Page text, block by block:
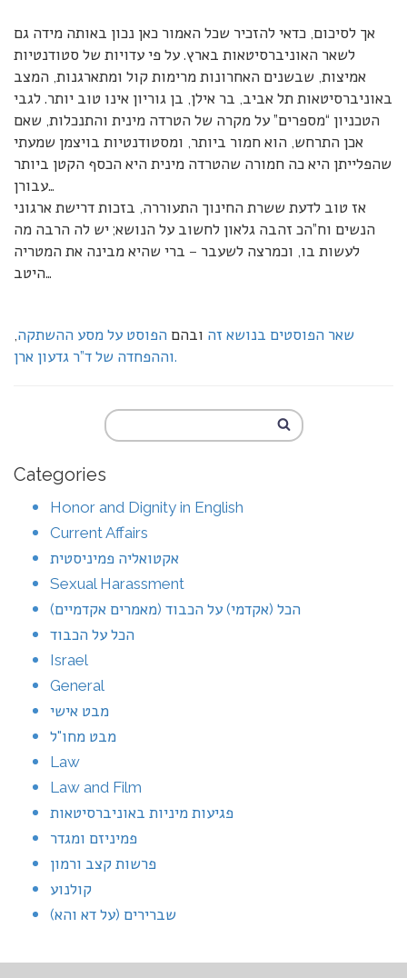
אך לסיכום, כדאי להזכיר שכל האמור כאן נכון באותה מידה גם
לשאר האוניברסיטאות בארץ. על פי עדויות של סטודנטיות
אמיצות, שבשנים האחרונות מרימות קול ומתארגנות, המצב
באוניברסיטאות תל אביב, בר אילן, בן גוריון אינו טוב יותר. לגבי
הטכניון “מספרים” על מקרה של הטרדה מינית והתנכלות, שאם
אכן התרחש, הוא חמור ביותר, ומסטודנטיות בויצמן שמעתי
שהפלייתן היא כה חמורה שהטרדה מינית היא הכסף הקטן ביותר
עבורן…
אז טוב לדעת ששרת החינוך התעוררה, בזכות דרישת ארגוני
הנשים וח”הכ זהבה גלאון לחשוב על הנושא; יש לה הרבה מה
לעשות בו, וכמרצה לשעבר – ברי שהיא מבינה את המטריה
היטב…
, שאר הפוסטים בנושא זה ובהם הפוסט על מסע ההשתקה
וההפחדה של ד”ר גדעון ארן.
Categories
Honor and Dignity in English
Current Affairs
אקטואליה פמיניסטית
Sexual Harassment
הכל (אקדמי) על הכבוד (מאמרים אקדמיים)
הכל על הכבוד
Israel
General
מבט אישי
מבט מחו"ל
Law
Law and Film
פגיעות מיניות באוניברסיטאות
פמיניזם ומגדר
פרשות קצב ורמון
קולנוע
שברירים (על דא והא)